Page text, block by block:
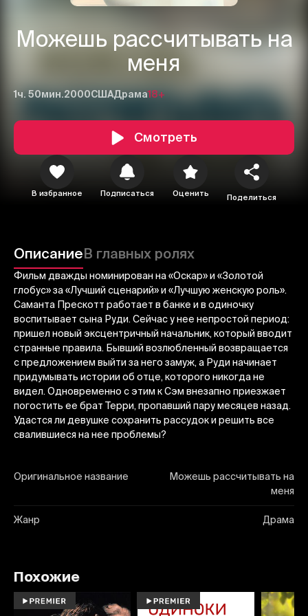
Можешь рассчитывать на
меня
1ч. 50мин.2000СШАДрама18+
Смотреть
В избранное Подписаться Оценить Поделиться
ОписаниеВ главных ролях
Фильм дважды номинирован на «Оскар» и «Золотой
глобус» за «Лучший сценарий» и «Лучшую женскую роль».
Саманта Прескотт работает в банке и в одиночку
воспитывает сына Руди. Сейчас у нее непростой период:
пришел новый эксцентричный начальник, который вводит
странные правила. Бывший возлюбленный возвращается
с предложением выйти за него замуж, а Руди начинает
придумывать истории об отце, которого никогда не
видел. Одновременно с этим к Сэм внезапно приезжает
погостить ее брат Терри, пропавший пару месяцев назад.
Удастся ли девушке сохранить рассудок и решить все
свалившиеся на нее проблемы?
Оригинальное название
Можешь рассчитывать на
меня
Жанр Драма
Отправить
Похожие
Отменить Авторизоваться